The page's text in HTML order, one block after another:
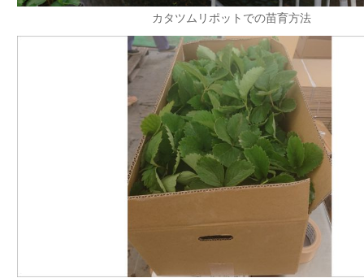
カタツムリポットでの苗育方法